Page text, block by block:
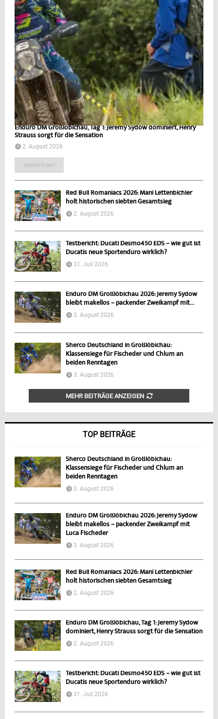
Enduro DM Großlöbichau, Tag 1: Jeremy Sydow dominiert, Henry
Strauss sorgt für die Sensation
2. August 2026
weiterlesen
Red Bull Romaniacs 2026: Mani Lettenbichler
holt historischen siebten Gesamtsieg
2. August 2026
Testbericht: Ducati Desmo450 EDS – wie gut ist
Ducatis neue Sportenduro wirklich?
31. Juli 2026
Enduro DM Großlöbichau 2026: Jeremy Sydow
bleibt makellos – packender Zweikampf mit...
3. August 2026
Sherco Deutschland in Großlöbichau:
Klassensiege für Fischeder und Chlum an
beiden Renntagen
3. August 2026
MEHR BEITRÄGE ANZEIGEN
TOP BEITRÄGE
Sherco Deutschland in Großlöbichau:
Klassensiege für Fischeder und Chlum an
beiden Renntagen
3. August 2026
Enduro DM Großlöbichau 2026: Jeremy Sydow
bleibt makellos – packender Zweikampf mit
Luca Fischeder
3. August 2026
Red Bull Romaniacs 2026: Mani Lettenbichler
holt historischen siebten Gesamtsieg
2. August 2026
Enduro DM Großlöbichau, Tag 1: Jeremy Sydow
dominiert, Henry Strauss sorgt für die Sensation
2. August 2026
Testbericht: Ducati Desmo450 EDS – wie gut ist
Ducatis neue Sportenduro wirklich?
31. Juli 2026